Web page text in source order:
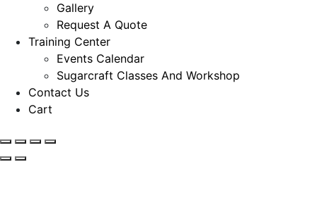
Gallery
Request A Quote
Training Center
Events Calendar
Sugarcraft Classes And Workshop
Contact Us
Cart